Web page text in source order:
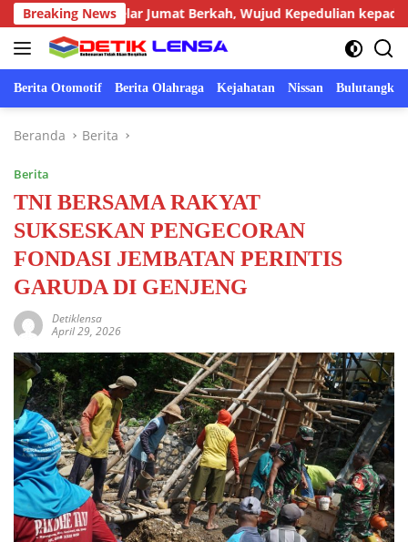
Langsung
ke
konten
Breaking News
Gelar Jumat Berkah, Wujud Kepedulian kepada
Berita Otomotif Berita Olahraga Kejahatan Nissan Bulutangkis
Beranda Berita
Berita
TNI BERSAMA RAKYAT
SUKSESKAN PENGECORAN
FONDASI JEMBATAN PERINTIS
GARUDA DI GENJENG
Detiklensa
April 29, 2026